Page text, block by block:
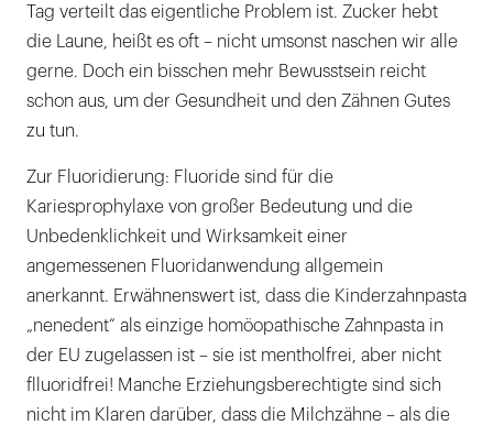
Tag verteilt das eigentliche Problem ist. Zucker hebt
die Laune, heißt es oft – nicht umsonst naschen wir alle
gerne. Doch ein bisschen mehr Bewusstsein reicht
schon aus, um der Gesundheit und den Zähnen Gutes
zu tun.
Zur Fluoridierung: Fluoride sind für die
Kariesprophylaxe von großer Bedeutung und die
Unbedenklichkeit und Wirksamkeit einer
angemessenen Fluoridanwendung allgemein
anerkannt. Erwähnenswert ist, dass die Kinderzahnpasta
„nenedent“ als einzige homöopathische Zahnpasta in
der EU zugelassen ist – sie ist mentholfrei, aber nicht
flluoridfrei! Manche Erziehungsberechtigte sind sich
nicht im Klaren darüber, dass die Milchzähne – als die